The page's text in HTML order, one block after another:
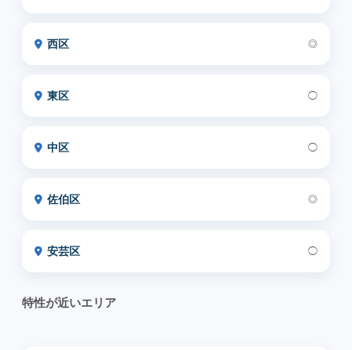
西区 ◎
東区 ◯
中区 ◯
佐伯区 ◎
安芸区 ◯
特性が近いエリア